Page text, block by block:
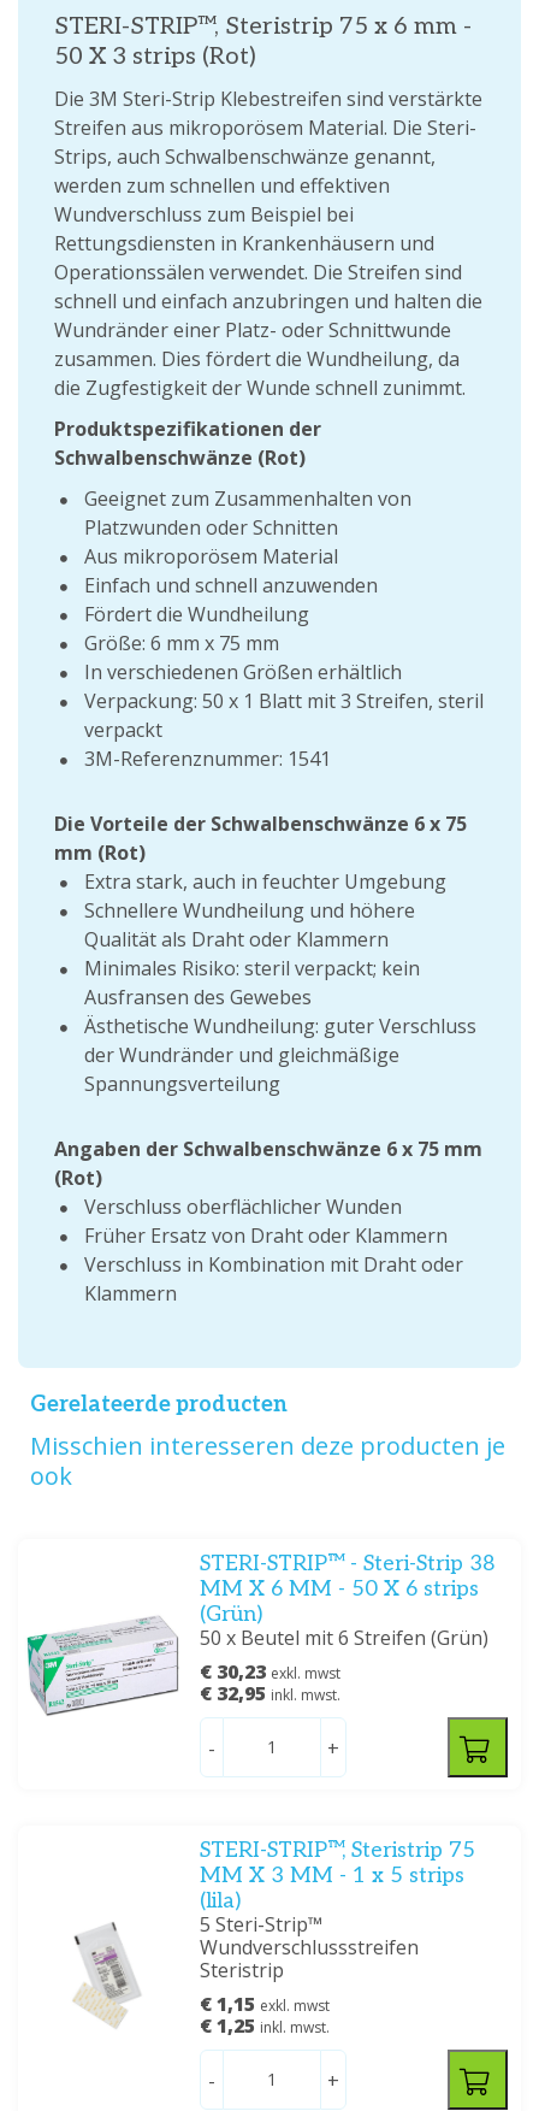
STERI-STRIP™, Steristrip 75 x 6 mm -
50 X 3 strips (Rot)
Die 3M Steri-Strip Klebestreifen sind verstärkte
Streifen aus mikroporösem Material. Die Steri-
Strips, auch Schwalbenschwänze genannt,
werden zum schnellen und effektiven
Wundverschluss zum Beispiel bei
Rettungsdiensten in Krankenhäusern und
Operationssälen verwendet. Die Streifen sind
schnell und einfach anzubringen und halten die
Wundränder einer Platz- oder Schnittwunde
zusammen. Dies fördert die Wundheilung, da
die Zugfestigkeit der Wunde schnell zunimmt.
Produktspezifikationen der
Schwalbenschwänze (Rot)
Geeignet zum Zusammenhalten von
Platzwunden oder Schnitten
Aus mikroporösem Material
Einfach und schnell anzuwenden
Fördert die Wundheilung
Größe: 6 mm x 75 mm
In verschiedenen Größen erhältlich
Verpackung: 50 x 1 Blatt mit 3 Streifen, steril
verpackt
3M-Referenznummer: 1541
Die Vorteile der Schwalbenschwänze 6 x 75
mm (Rot)
Extra stark, auch in feuchter Umgebung
Schnellere Wundheilung und höhere
Qualität als Draht oder Klammern
Minimales Risiko: steril verpackt; kein
Ausfransen des Gewebes
Ästhetische Wundheilung: guter Verschluss
der Wundränder und gleichmäßige
Spannungsverteilung
Angaben der Schwalbenschwänze 6 x 75 mm
(Rot)
Verschluss oberflächlicher Wunden
Früher Ersatz von Draht oder Klammern
Verschluss in Kombination mit Draht oder
Klammern
Gerelateerde producten
Misschien interesseren deze producten je
ook
STERI-STRIP™ - Steri-Strip 38
MM X 6 MM - 50 X 6 strips
(Grün)
50 x Beutel mit 6 Streifen (Grün)
€ 30,23 exkl. mwst
€ 32,95 inkl. mwst.
- +
STERI-STRIP™, Steristrip 75
MM X 3 MM - 1 x 5 strips
(lila)
5 Steri-Strip™
Wundverschlussstreifen
Steristrip
€ 1,15 exkl. mwst
€ 1,25 inkl. mwst.
- +